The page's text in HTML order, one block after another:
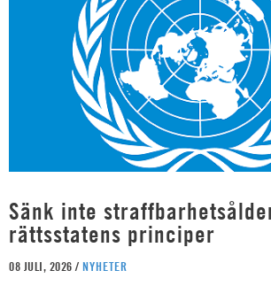
Sänk inte
rättsstatens principer
08 JULI, 2026 / NYHETER